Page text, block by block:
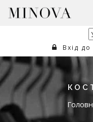
Вхід